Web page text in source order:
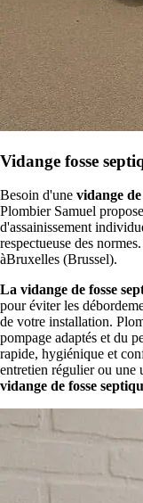
Vidange fosse
Besoin d'une vidange
Plombier Samuel
d'assainissement
respectueuse des
àBruxelles (Brussel).
La vidange de fosse
pour éviter les
de votre installation.
pompage adaptés et du
rapide, hygiénique et
entretien régulier ou une
vidange de fosse